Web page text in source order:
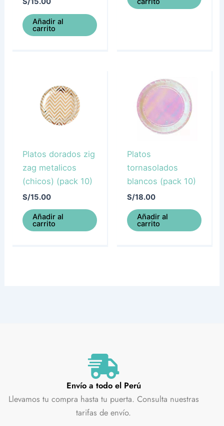
Añadir al
carrito
Platos dorados zig
zag metalicos
(chicos) (pack 10)
S/15.00
Añadir al
carrito
Platos
tornasolados
blancos (pack 10)
S/18.00
Añadir al
carrito
Envío a todo el Perú
Llevamos tu compra hasta tu puerta. Consulta nuestras
tarifas de envío.